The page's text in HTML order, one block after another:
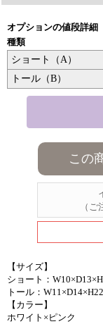
オプションの値段詳細
種類
ショート（A）
トール（B）
この
（
【サイズ】
ショート：
トール：
【カラー】
ホワイト×ピンク